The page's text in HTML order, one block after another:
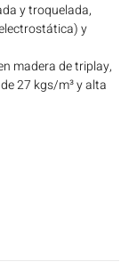
y troquelada,
y
madera de triplay,
27 kgs/m³ y alta